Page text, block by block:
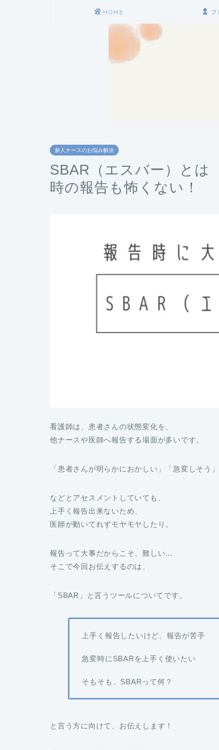
HOME
新人ナースのお悩み解決
SBAR（エスバー）と
時の報告も怖くない！
看護師は、患者さんの状態変化を、
他ナースや医師へ報告する場面が多いです。
「患者さんが明らかにおかしい」「急変しそう」
などとアセスメントしていても、
上手く報告出来ないため、
医師が動いてれずモヤモヤしたり。
報告って大事だからこそ、難しい…
そこで今回お伝えするのは、
「SBAR」と言うツールについてです。
上手く報告したいけど、報告が苦手
急変時にSBARを上手く使いたい
そもそも、SBARって何？
と言う方に向けて、お伝えします！